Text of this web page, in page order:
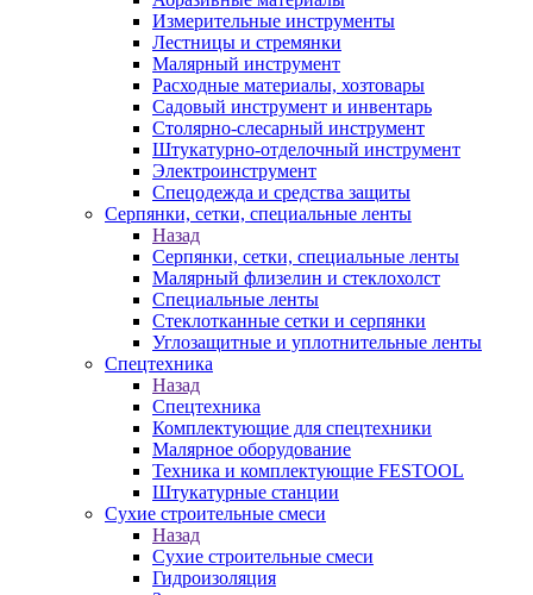
Измерительные инструменты
Лестницы и стремянки
Малярный инструмент
Расходные материалы, хозтовары
Садовый инструмент и инвентарь
Столярно-слесарный инструмент
Штукатурно-отделочный инструмент
Электроинструмент
Спецодежда и средства защиты
Серпянки, сетки, специальные ленты
Назад
Серпянки, сетки, специальные ленты
Малярный флизелин и стеклохолст
Специальные ленты
Стеклотканные сетки и серпянки
Углозащитные и уплотнительные ленты
Спецтехника
Назад
Спецтехника
Комплектующие для спецтехники
Малярное оборудование
Техника и комплектующие FESTOOL
Штукатурные станции
Сухие строительные смеси
Назад
Сухие строительные смеси
Гидроизоляция